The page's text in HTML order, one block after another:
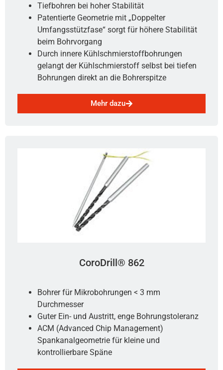
Tiefbohren bei hoher Stabilität
Patentierte Geometrie mit „Doppelter
Umfangsstützfase“ sorgt für höhere Stabilität
beim Bohrvorgang
Durch innere Kühlschmierstoffbohrungen
gelangt der Kühlschmierstoff selbst bei tiefen
Bohrungen direkt an die Bohrerspitze
Mehr dazu
CoroDrill® 862
Bohrer für Mikrobohrungen < 3 mm
Durchmesser
Guter Ein- und Austritt, enge Bohrungstoleranz
ACM (Advanced Chip Management)
Spankanalgeometrie für kleine und
kontrollierbare Späne